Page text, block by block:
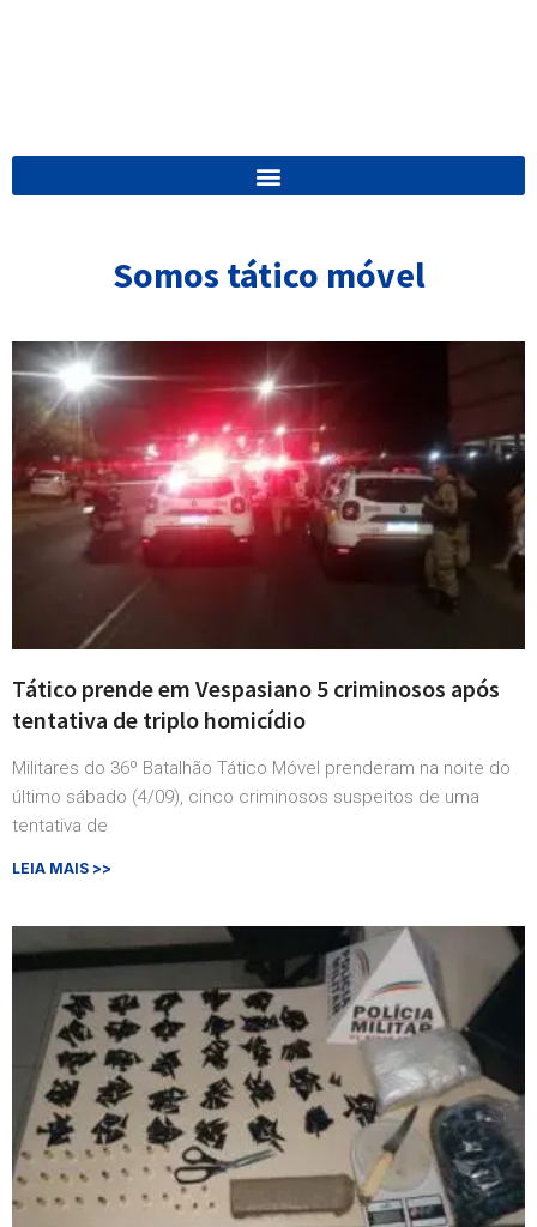
Somos tático móvel
Tático prende em Vespasiano 5 criminosos após
tentativa de triplo homicídio
Militares do 36º Batalhão Tático Móvel prenderam na noite do
último sábado (4/09), cinco criminosos suspeitos de uma
tentativa de
LEIA MAIS >>